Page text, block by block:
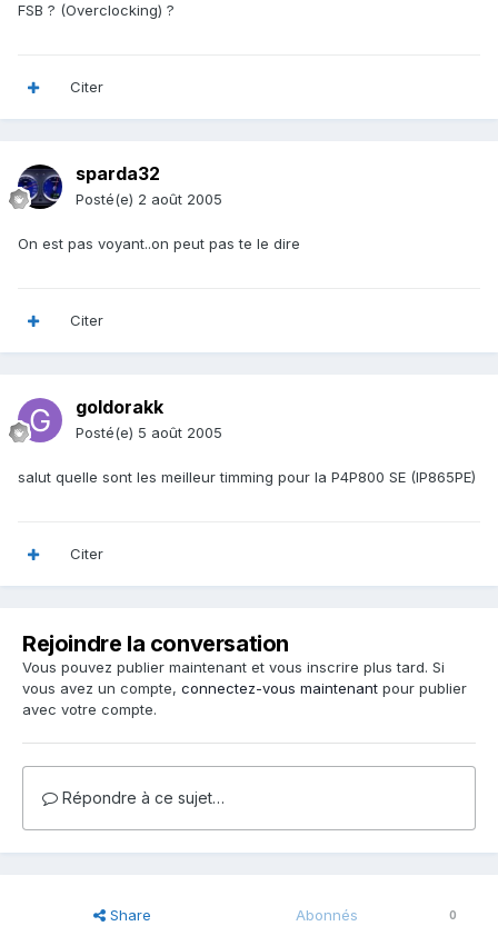
FSB ? (Overclocking) ?
Citer
sparda32
Posté(e) 2 août 2005
On est pas voyant..on peut pas te le dire
Citer
goldorakk
Posté(e) 5 août 2005
salut quelle sont les meilleur timming pour la P4P800 SE (IP865PE)
Citer
Rejoindre la conversation
Vous pouvez publier maintenant et vous inscrire plus tard. Si
vous avez un compte, connectez-vous maintenant pour publier
avec votre compte.
Répondre à ce sujet…
Share Abonnés 0